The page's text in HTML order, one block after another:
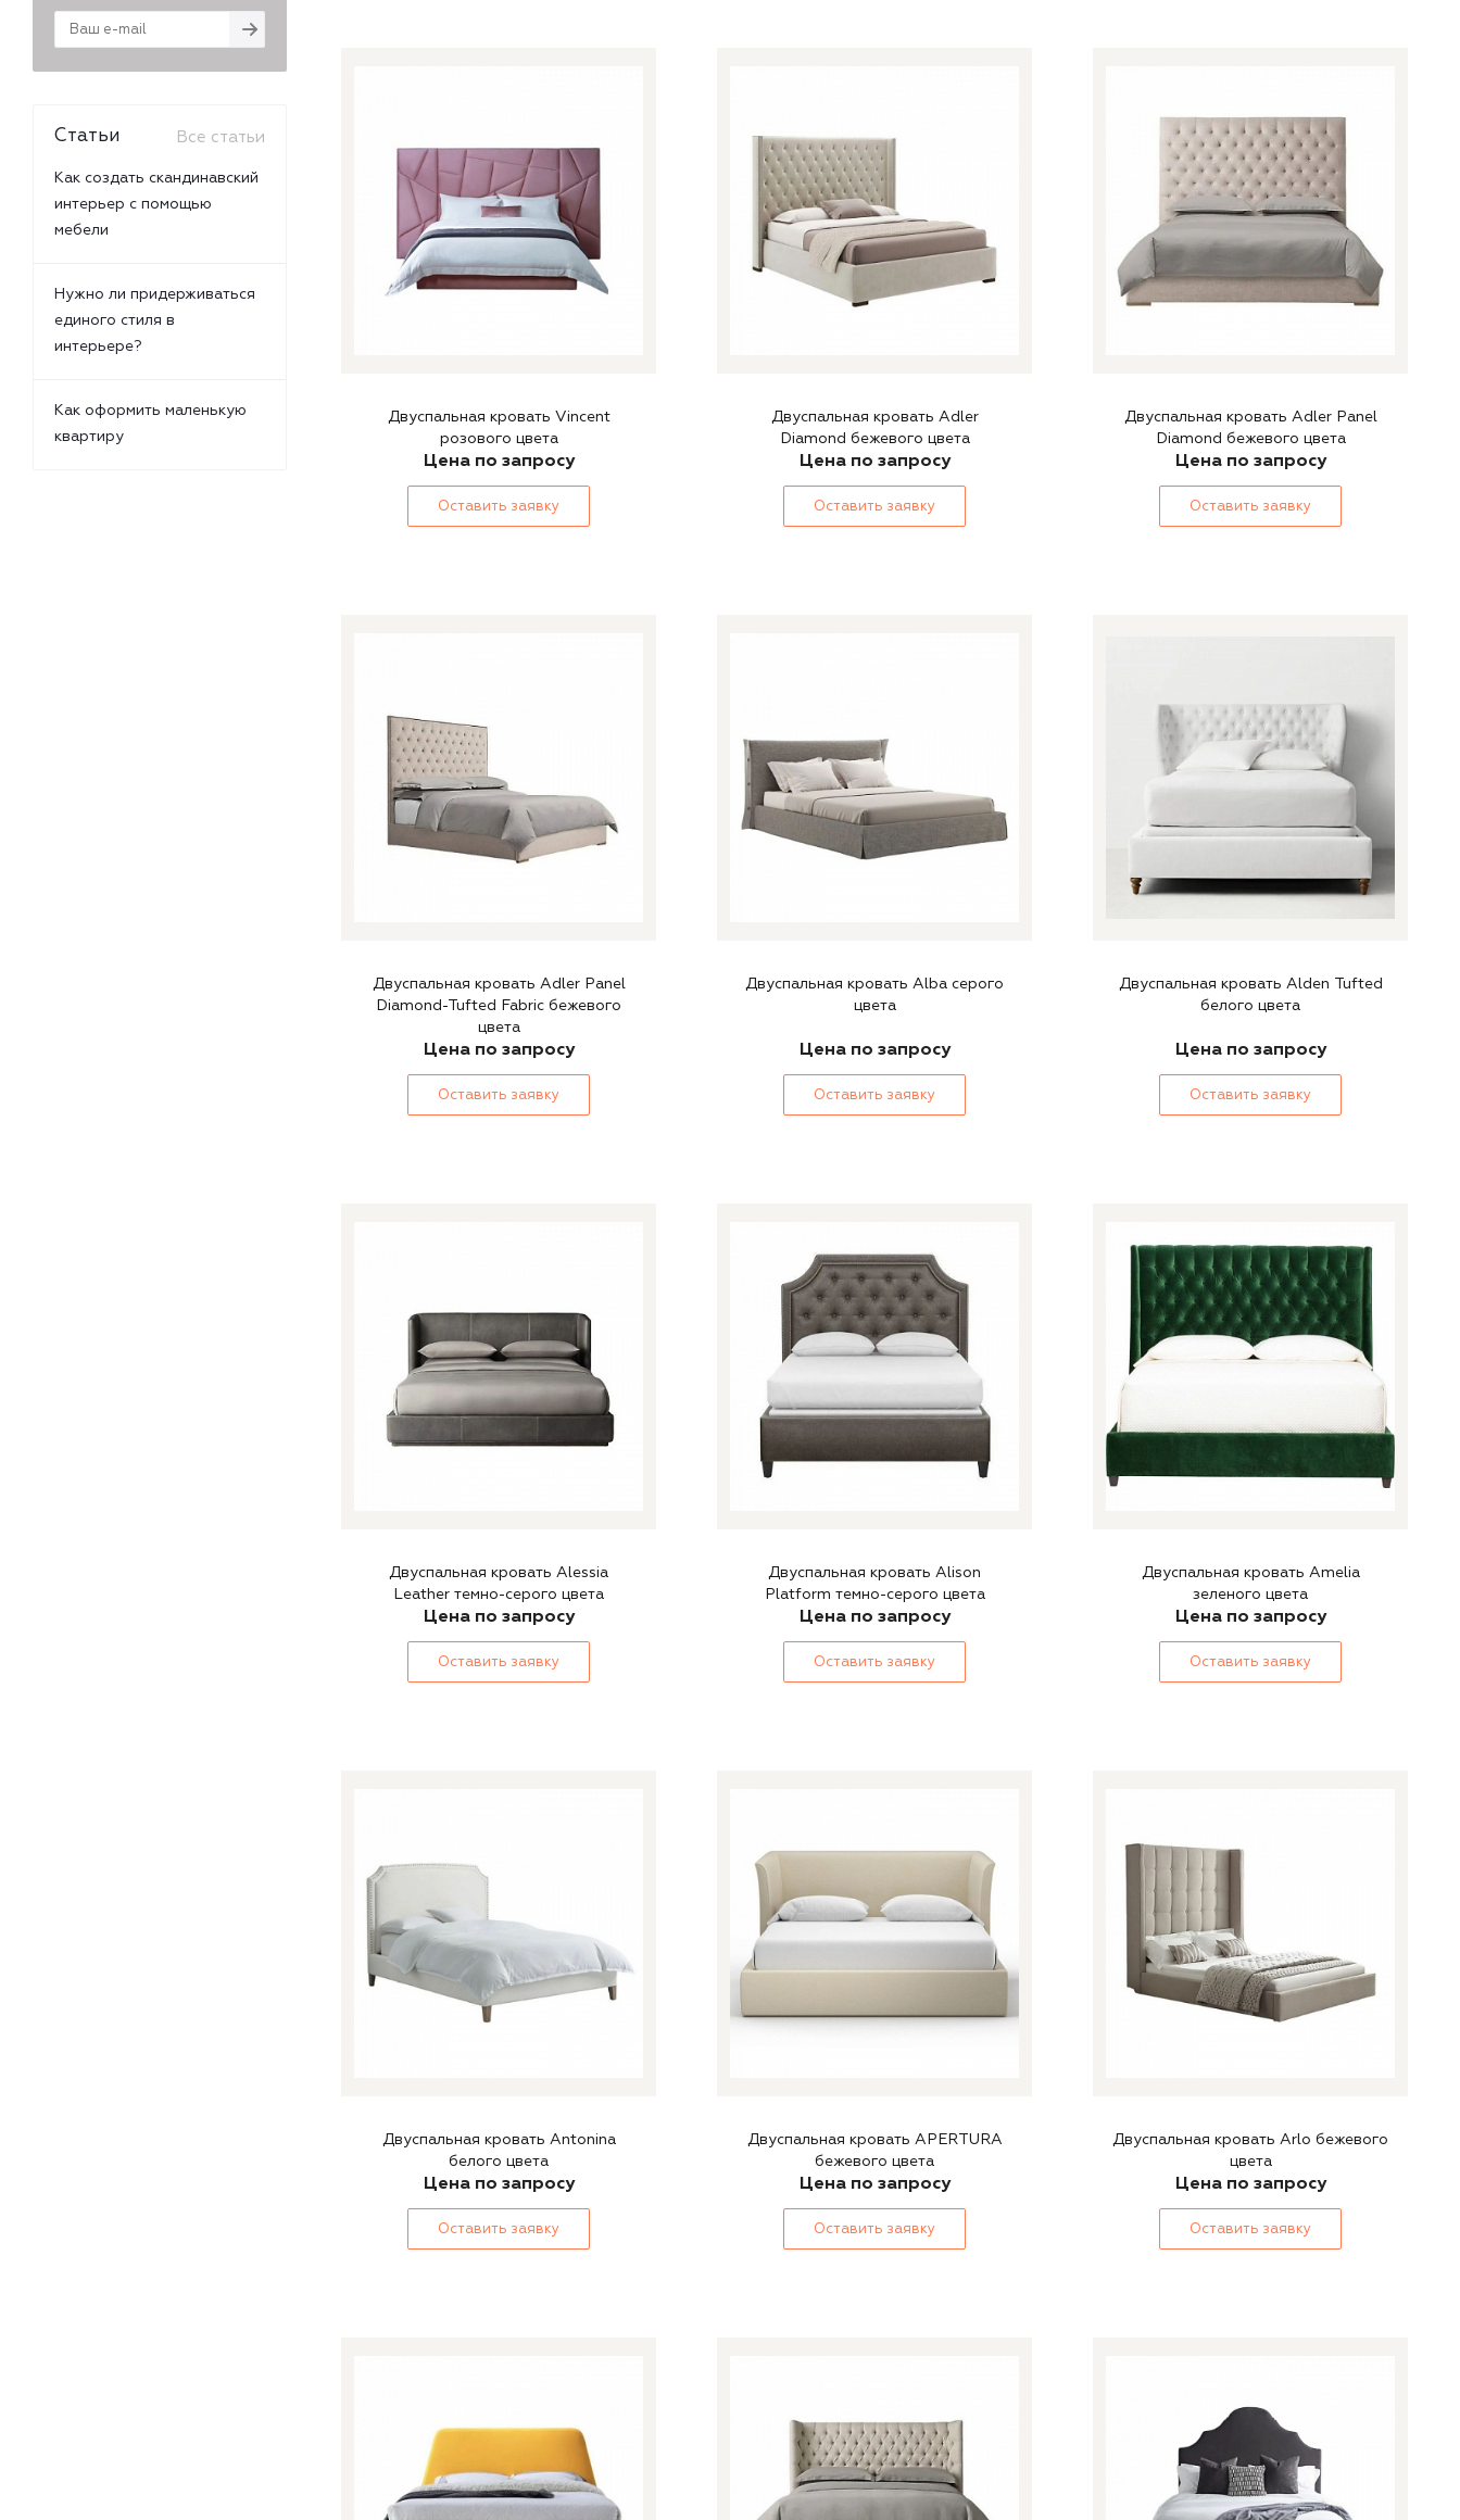
Двуспальная кровать Vincent
розового цвета
Цена по запросу
Оставить заявку
Двуспальная кровать Adler
Diamond бежевого цвета
Цена по запросу
Оставить заявку
Двуспальная кровать Adler Panel
Diamond бежевого цвета
Цена по запросу
Оставить заявку
Двуспальная кровать Adler Panel
Diamond-Tufted Fabric бежевого
цвета
Цена по запросу
Оставить заявку
Двуспальная кровать Alba серого
цвета
Цена по запросу
Оставить заявку
Двуспальная кровать Alden Tufted
белого цвета
Цена по запросу
Оставить заявку
Двуспальная кровать Alessia
Leather темно-серого цвета
Цена по запросу
Оставить заявку
Двуспальная кровать Alison
Platform темно-серого цвета
Цена по запросу
Оставить заявку
Двуспальная кровать Amelia
зеленого цвета
Цена по запросу
Оставить заявку
Двуспальная кровать Antonina
белого цвета
Цена по запросу
Оставить заявку
Двуспальная кровать APERTURA
бежевого цвета
Цена по запросу
Оставить заявку
Двуспальная кровать Arlo бежевого
цвета
Цена по запросу
Оставить заявку
Статьи Все статьи
Как создать скандинавский
интерьер с помощью
мебели
Нужно ли придерживаться
единого стиля в
интерьере?
Как оформить маленькую
квартиру